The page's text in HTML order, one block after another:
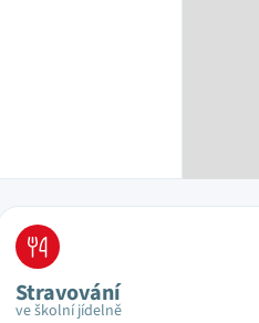
Stravování
ve školní jídelně